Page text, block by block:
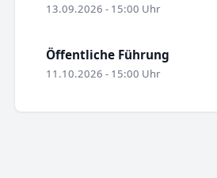
13.09.2026 - 15:00 Uhr
Öffentliche Führung
11.10.2026 - 15:00 Uhr